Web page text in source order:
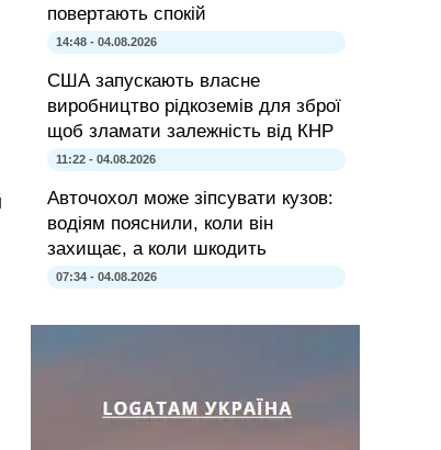
повертають спокій
14:48 - 04.08.2026
США запускають власне
виробництво рідкоземів для зброї
щоб зламати залежність від КНР
11:22 - 04.08.2026
Авточохол може зіпсувати кузов:
водіям пояснили, коли він
захищає, а коли шкодить
07:34 - 04.08.2026